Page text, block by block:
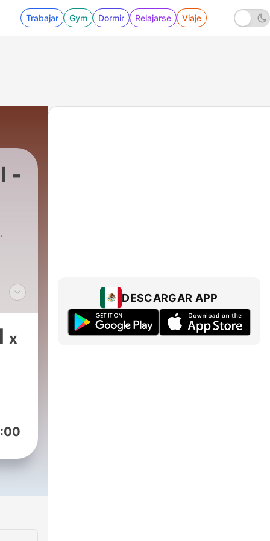
Trabajar Gym Dormir Relajarse Viaje
-
x
DESCARGAR APP